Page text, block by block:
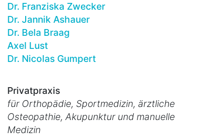
Dr. Franziska Zwecker
Dr. Jannik Ashauer
Dr. Bela Braag
Axel Lust
Dr. Nicolas Gumpert
Privatpraxis
für Orthopädie, Sportmedizin, ärztliche
Osteopathie, Akupunktur und manuelle
Medizin